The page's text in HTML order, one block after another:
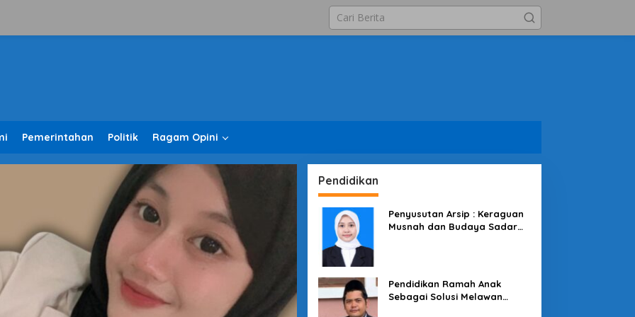
Pemerintahan Politik Ragam Opini
Pendidikan
Penyusutan Arsip : Keraguan
Musnah dan Budaya Sadar
Pendidikan Ramah Anak
Sebagai Solusi Melawan